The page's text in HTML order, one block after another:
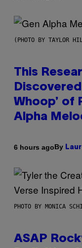
(PHOTO BY TAYLOR
This
Whoop’ of
Alpha
6 hours agoBy
PHOTO BY MONICA
ASAP